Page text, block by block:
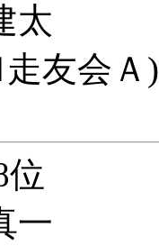
太
友会Ａ)
位
一